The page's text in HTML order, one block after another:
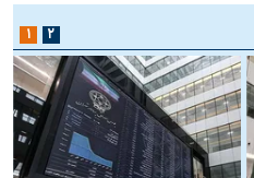
۱ ۲